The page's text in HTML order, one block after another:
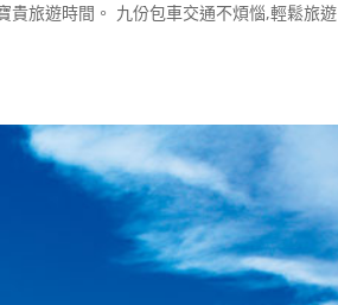
貴旅遊時間。 九份包車交通不煩惱,輕鬆旅遊